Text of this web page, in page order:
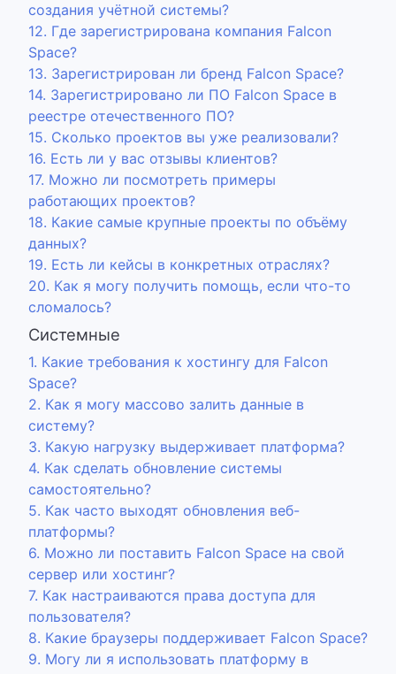
создания учётной системы?
12. Где зарегистрирована компания Falcon
Space?
13. Зарегистрирован ли бренд Falcon Space?
14. Зарегистрировано ли ПО Falcon Space в
реестре отечественного ПО?
15. Сколько проектов вы уже реализовали?
16. Есть ли у вас отзывы клиентов?
17. Можно ли посмотреть примеры
работающих проектов?
18. Какие самые крупные проекты по объёму
данных?
19. Есть ли кейсы в конкретных отраслях?
20. Как я могу получить помощь, если что-то
сломалось?
Системные
1. Какие требования к хостингу для Falcon
Space?
2. Как я могу массово залить данные в
систему?
3. Какую нагрузку выдерживает платформа?
4. Как сделать обновление системы
самостоятельно?
5. Как часто выходят обновления веб-
платформы?
6. Можно ли поставить Falcon Space на свой
сервер или хостинг?
7. Как настраиваются права доступа для
пользователя?
8. Какие браузеры поддерживает Falcon Space?
9. Могу ли я использовать платформу в